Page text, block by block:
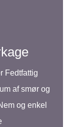
Fedtfattig
af smør og
og enkel